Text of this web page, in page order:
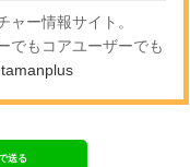
ー情報サイト。
でもコアユーザーでも
送る